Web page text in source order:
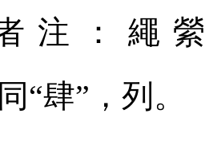
注：繩
“肆”，列。